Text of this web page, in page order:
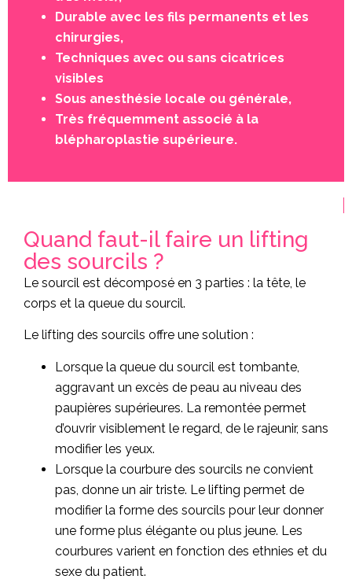
Durable avec les fils permanents et les
chirurgies,
Techniques avec ou sans cicatrices
visibles
Sous anesthésie locale ou générale,
Très fréquemment associé à la
blépharoplastie supérieure.
Quand faut-il faire un lifting
des sourcils ?
Le sourcil est décomposé en 3 parties : la tête, le
corps et la queue du sourcil.
Le lifting des sourcils offre une solution :
Lorsque la queue du sourcil est tombante,
aggravant un excès de peau au niveau des
paupières supérieures. La remontée permet
d’ouvrir visiblement le regard, de le rajeunir, sans
modifier les yeux.
Lorsque la courbure des sourcils ne convient
pas, donne un air triste. Le lifting permet de
modifier la forme des sourcils pour leur donner
une forme plus élégante ou plus jeune. Les
courbures varient en fonction des ethnies et du
sexe du patient.